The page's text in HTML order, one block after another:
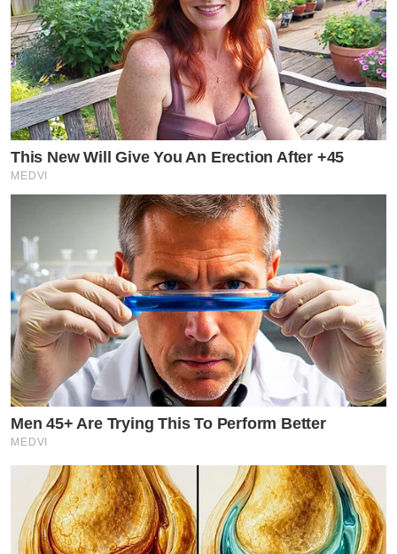
This New Will Give You An Erection After +45
MEDVI
Men 45+ Are Trying This To Perform Better
MEDVI